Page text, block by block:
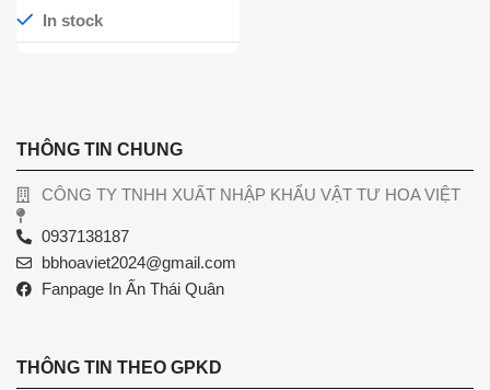
In stock
THÔNG TIN CHUNG
CÔNG TY TNHH XUẤT NHẬP KHẨU VẬT TƯ HOA VIỆT
0937138187
bbhoaviet2024@gmail.com
Fanpage In Ấn Thái Quân
THÔNG TIN THEO GPKD